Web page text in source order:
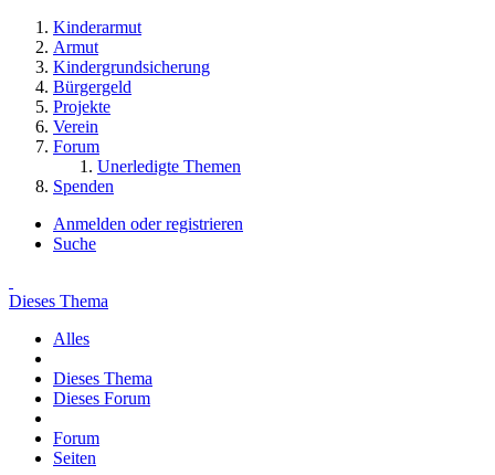
Kinderarmut
Armut
Kindergrundsicherung
Bürgergeld
Projekte
Verein
Forum
Unerledigte Themen
Spenden
Anmelden oder registrieren
Suche
Dieses Thema
Alles
Dieses Thema
Dieses Forum
Forum
Seiten